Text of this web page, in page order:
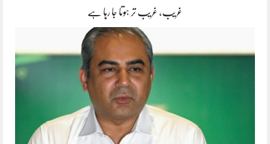
غریب، غریب تر ہوتا جا رہا ہے